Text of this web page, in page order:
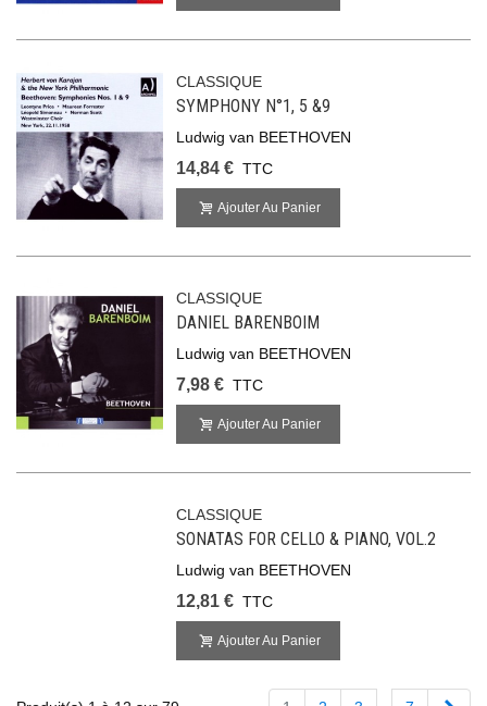
CLASSIQUE
SYMPHONY N°1, 5 &9
Ludwig van BEETHOVEN
14,84 € TTC
Ajouter Au Panier
CLASSIQUE
DANIEL BARENBOIM
Ludwig van BEETHOVEN
7,98 € TTC
Ajouter Au Panier
CLASSIQUE
SONATAS FOR CELLO & PIANO, VOL.2
Ludwig van BEETHOVEN
12,81 € TTC
Ajouter Au Panier